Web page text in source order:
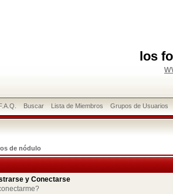
los
Buscar Lista de Miembros Grupos de Usuarios
de nódulo
y Conectarse